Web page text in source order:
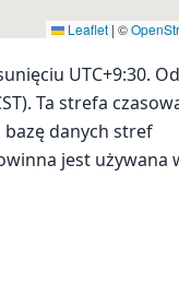
Leaflet | ©
UTC+9:30. Od
Ta strefa
bazę danych stref
jest używana